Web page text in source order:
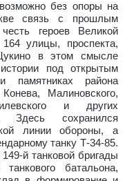
без опоры на
связь с прошлым
героев Великой
улицы, проспекта,
в этом смысле
под открытым
района
Малиновского,
и других
Здесь сохранился
линии обороны, а
танку Т-34-85.
й танковой бригады
батальона,